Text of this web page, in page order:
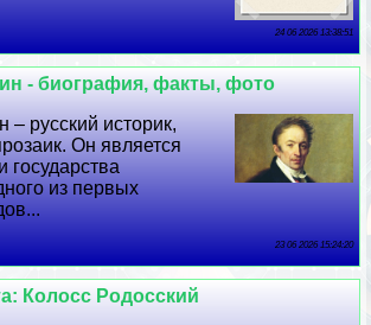
24 06 2026 13:38:51
- биография, факты, фото
– русский историк,
Он является
государства
из первых
23 06 2026 15:24:20
Колосс Родосский